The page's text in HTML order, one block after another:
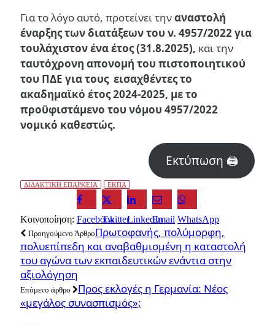
Για το λόγο αυτό, προτείνει τηναναστολή
έναρξης των διατάξεων του ν. 4957/2022 για
τουλάχιστον ένα έτος (31.8.2025), και την
ταυτόχρονη απονομή του πιστοποιητικού
του ΠΔΕ για τους εισαχθέντες το
ακαδημαϊκό έτος 2024-2025, με το
προϋφιστάμενο του νόμου 4957/2022
νομικό καθεστώς.
Εκτύπωση 🖨
ΔΙΔΑΚΤΙΚΗ ΕΠΑΡΚΕΙΑ ΕΚΠΑ
Κοινοποίηση: FacebookTwitterLinkedInEmail WhatsApp
Προηγούμενο ΆρθροΠρωτοφανής, πολύμορφη,
πολυεπίπεδη και αναβαθμισμένη η καταστολή
του αγώνα των εκπαιδευτικών ενάντια στην
αξιολόγηση
Επόμενο άρθρο
Προς εκλογές η Γερμανία: Νέος
«μεγάλος συνασπισμός»;